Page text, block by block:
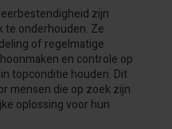
zijn
te onderhouden. Ze
of regelmatige
en controle op
topconditie houden. Dit
mensen die op zoek zijn
oplossing voor hun